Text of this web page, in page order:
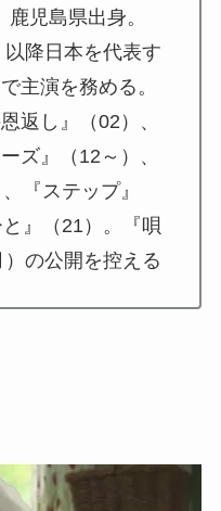
児島県出身。
降日本を代表す
主演を務める。
返し』（02）、
ズ』（12～）、
『ステップ』
』（21）。『唄
の公開を控える